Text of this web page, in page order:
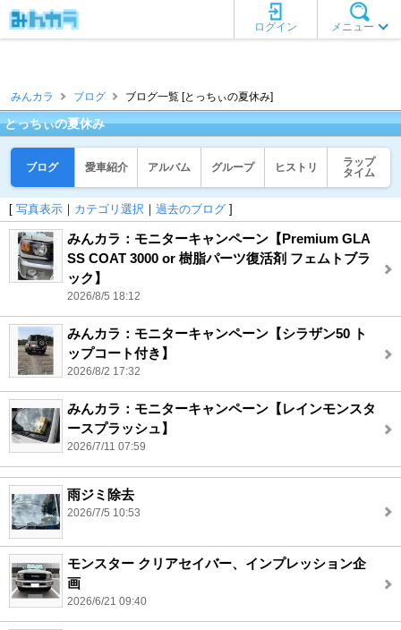
メニュー
ログイン
みんカラ ブログ ブログ一覧 [とっちぃの夏休み]
とっちぃの夏休み
ブログ 愛車紹介 アルバム グループ ヒストリ
ラップ
タイム
[ 写真表示 ｜ カテゴリ選択 ｜ 過去のブログ ]
みんカラ：モニターキャンペーン【Premium GLA
SS COAT 3000 or 樹脂パーツ復活剤 フェムトブラ
ック】
2026/8/5 18:12
みんカラ：モニターキャンペーン【シラザン50 ト
ップコート付き】
2026/8/2 17:32
みんカラ：モニターキャンペーン【レインモンスタ
ースプラッシュ】
2026/7/11 07:59
雨ジミ除去
2026/7/5 10:53
モンスター クリアセイバー、インプレッション企
画
2026/6/21 09:40